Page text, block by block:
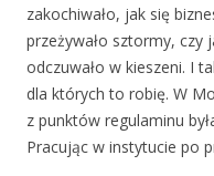
zakochiwało, jak się
przeżywało sztormy, czy
odczuwało w kieszeni. I
dla których to robię. W
z punktów regulaminu
Pracując w instytucie po